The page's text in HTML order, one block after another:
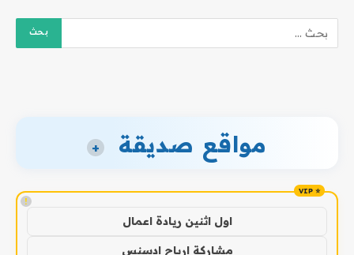
مواقع صديقة +
!
اول اثنين ريادة اعمال
مشاركة ارباح ادسنس